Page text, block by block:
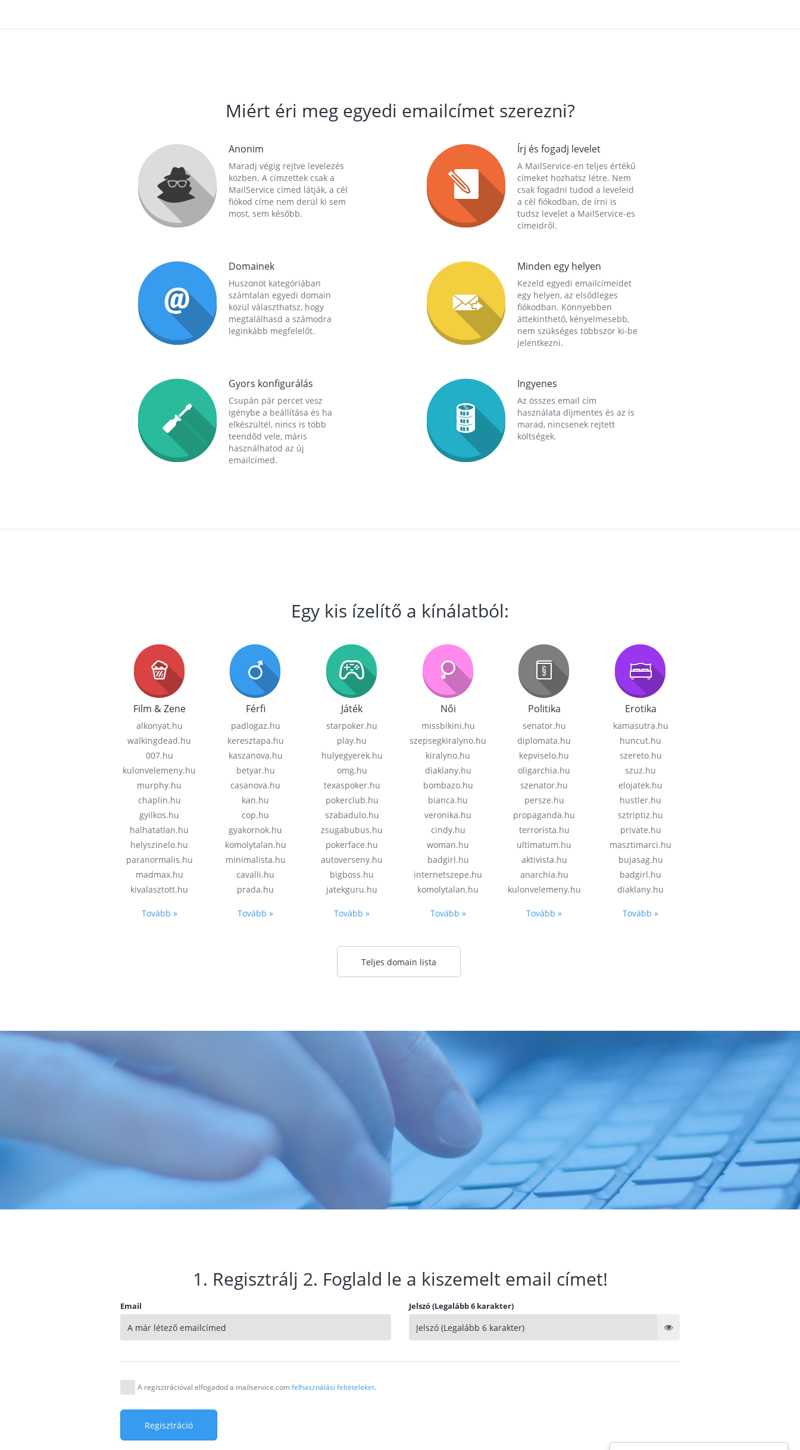
Miért éri meg egyedi emailcímet szerezni?
Anonim
Maradj végig rejtve levelezés
közben. A címzettek csak a
MailService címed látják, a cél
fiókod címe nem derül ki sem
most, sem később.
Írj és fogadj levelet
A MailService-en teljes értékű
címeket hozhatsz létre. Nem
csak fogadni tudod a leveleid
a cél fiókodban, de írni is
tudsz levelet a MailService-es
címeidről.
Domainek
Huszonöt kategóriában
számtalan egyedi domain
közül választhatsz, hogy
megtalálhasd a számodra
leginkább megfelelőt.
Minden egy helyen
Kezeld egyedi emailcímeidet
egy helyen, az elsődleges
fiókodban. Könnyebben
áttekinthető, kényelmesebb,
nem szükséges többször ki-be
jelentkezni.
Gyors konfigurálás
Csupán pár percet vesz
igénybe a beállítása és ha
elkészültél, nincs is több
teendőd vele, máris
használhatod az új
emailcímed.
Ingyenes
Az összes email cím
használata díjmentes és az is
marad, nincsenek rejtett
költségek.
Egy kis ízelítő a kínálatból:
Film & Zene
alkonyat.hu
walkingdead.hu
007.hu
kulonvelemeny.hu
murphy.hu
chaplin.hu
gyilkos.hu
halhatatlan.hu
helyszinelo.hu
paranormalis.hu
madmax.hu
kivalasztott.hu
Tovább »
Férfi
padlogaz.hu
keresztapa.hu
kaszanova.hu
betyar.hu
casanova.hu
kan.hu
cop.hu
gyakornok.hu
komolytalan.hu
minimalista.hu
cavalli.hu
prada.hu
Tovább »
Játék
starpoker.hu
play.hu
hulyegyerek.hu
omg.hu
texaspoker.hu
pokerclub.hu
szabadulo.hu
zsugabubus.hu
pokerface.hu
autoverseny.hu
bigboss.hu
jatekguru.hu
Tovább »
Női
missbikini.hu
szepsegkiralyno.hu
kiralyno.hu
diaklany.hu
bombazo.hu
bianca.hu
veronika.hu
cindy.hu
woman.hu
badgirl.hu
internetszepe.hu
komolytalan.hu
Tovább »
Politika
senator.hu
diplomata.hu
kepviselo.hu
oligarchia.hu
szenator.hu
persze.hu
propaganda.hu
terrorista.hu
ultimatum.hu
aktivista.hu
anarchia.hu
kulonvelemeny.hu
Tovább »
Erotika
kamasutra.hu
huncut.hu
szereto.hu
szuz.hu
elojatek.hu
hustler.hu
sztriptiz.hu
private.hu
masztimarci.hu
bujasag.hu
badgirl.hu
diaklany.hu
Tovább »
Teljes domain lista
1. Regisztrálj 2. Foglald le a kiszemelt email címet!
Email Jelszó (Legalább 6 karakter)
A regisztrációval elfogadod a mailservice.comfelhasználási feltételeket.
Regisztráció